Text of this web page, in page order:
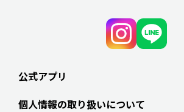
公式アプリ
個人情報の取り扱いについて